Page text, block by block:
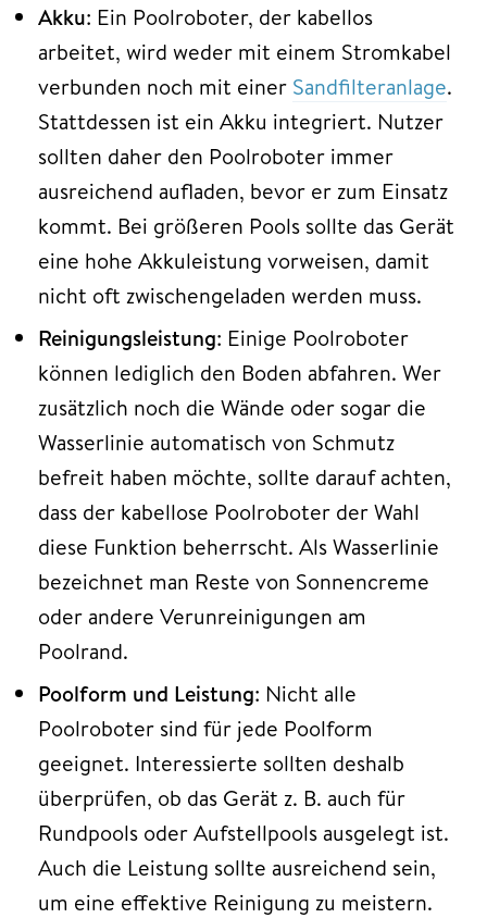
Akku: Ein Poolroboter, der kabellos
arbeitet, wird weder mit einem Stromkabel
verbunden noch mit einer Sandfilteranlage.
Stattdessen ist ein Akku integriert. Nutzer
sollten daher den Poolroboter immer
ausreichend aufladen, bevor er zum Einsatz
kommt. Bei größeren Pools sollte das Gerät
eine hohe Akkuleistung vorweisen, damit
nicht oft zwischengeladen werden muss.
Reinigungsleistung: Einige Poolroboter
können lediglich den Boden abfahren. Wer
zusätzlich noch die Wände oder sogar die
Wasserlinie automatisch von Schmutz
befreit haben möchte, sollte darauf achten,
dass der kabellose Poolroboter der Wahl
diese Funktion beherrscht. Als Wasserlinie
bezeichnet man Reste von Sonnencreme
oder andere Verunreinigungen am
Poolrand.
Poolform und Leistung: Nicht alle
Poolroboter sind für jede Poolform
geeignet. Interessierte sollten deshalb
überprüfen, ob das Gerät z. B. auch für
Rundpools oder Aufstellpools ausgelegt ist.
Auch die Leistung sollte ausreichend sein,
um eine effektive Reinigung zu meistern.